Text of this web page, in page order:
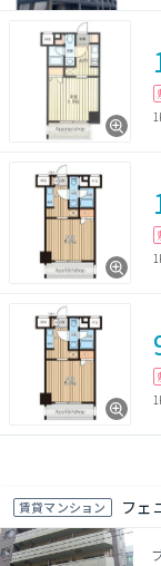
賃貸マンション フェ